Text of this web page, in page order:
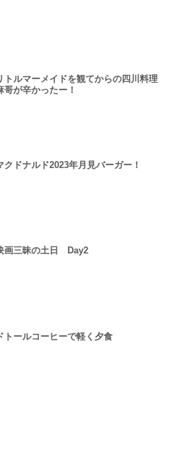
トルマーメイドを観てからの四川料理
哥が辛かったー！
クドナルド2023年月見バーガー！
画三昧の土日 Day2
トールコーヒーで軽く夕食